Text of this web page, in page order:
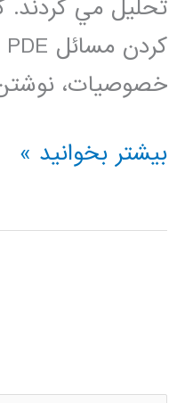
تحليل مي گردند.
خصوصيات،
حل
دیفرانسیل
بیشتر بخوانید »